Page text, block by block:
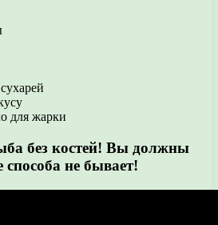
для жарки
без костей! Вы должны
не бывает!